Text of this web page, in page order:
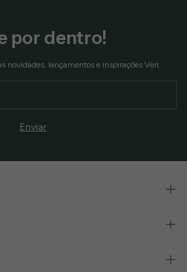
por dentro!
novidades, lançamentos e inspirações Veri.